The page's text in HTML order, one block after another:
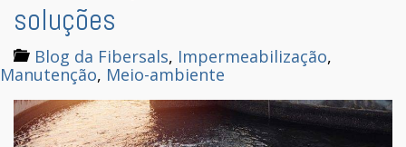
soluções
Blog da Fibersals, Impermeabilização,
Manutenção, Meio-ambiente